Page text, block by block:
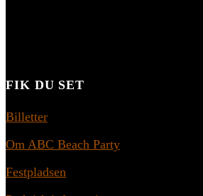
FIK DU SET
Billetter
Om ABC Beach Party
Festpladsen